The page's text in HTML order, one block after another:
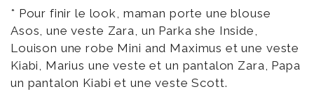
* Pour finir le look, maman porte une blouse
Asos, une veste Zara, un Parka she Inside,
Louison une robe Mini and Maximus et une veste
Kiabi, Marius une veste et un pantalon Zara, Papa
un pantalon Kiabi et une veste Scott.